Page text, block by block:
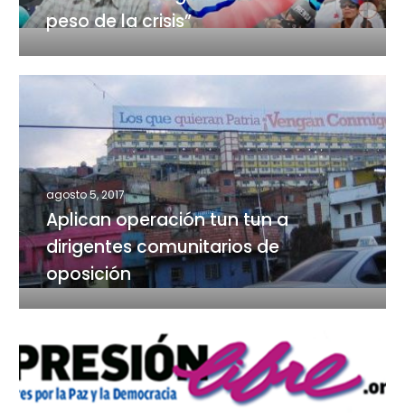
con
todo
el
peso
la
crisis”
peso de la crisis”
tun
tun
a
dirigentes
comunitarios
de
oposición
agosto 5, 2017
Aplican operación tun tun a
dirigentes comunitarios de
oposición
Gobierno
criminaliza
el